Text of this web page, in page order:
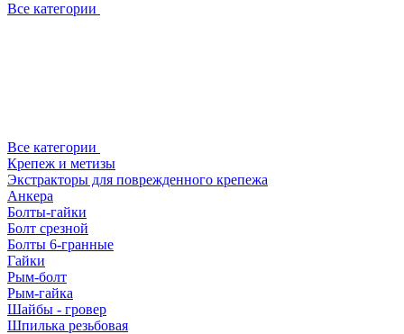
Все категории
Все категории
Крепеж и метизы
Экстракторы для поврежденного крепежа
Анкера
Болты-гайки
Болт срезной
Болты 6-гранные
Гайки
Рым-болт
Рым-гайка
Шайбы - гровер
Шпилька резьбовая